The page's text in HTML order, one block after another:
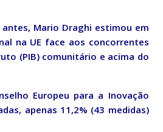
Mario Draghi estimou em
na UE face aos concorrentes
(PIB) comunitário e acima do
Europeu para a Inovação
apenas 11,2% (43 medidas)